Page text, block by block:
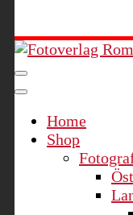
Home
Shop